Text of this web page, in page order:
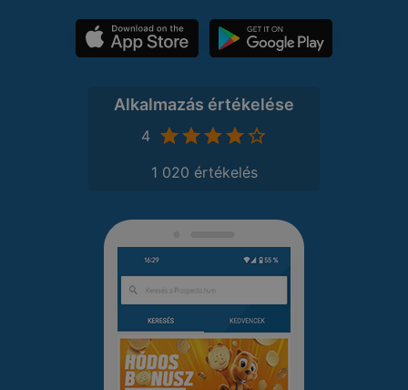
Alkalmazás értékelése
4
1 020 értékelés